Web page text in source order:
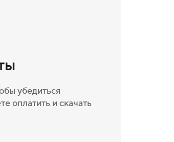
убедиться
оплатить и скачать